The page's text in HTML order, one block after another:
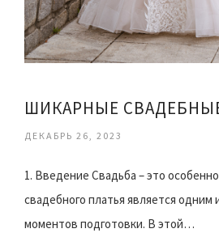
ДЕКАБРЬ 26, 2023
1. Введение Свадьба – это
свадебного платья является одним
моментов подготовки. В этой…